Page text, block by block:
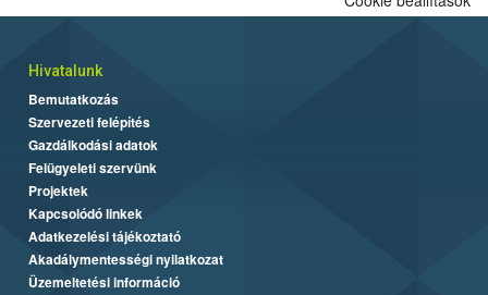
Hivatalunk
Bemutatkozás
Szervezeti felépítés
Gazdálkodási adatok
Felügyeleti szervünk
Projektek
Kapcsolódó linkek
Adatkezelési tájékoztató
Akadálymentességi nyilatkozat
Üzemeltetési információ